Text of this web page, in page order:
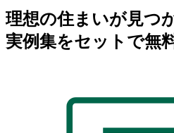
理想の住まいが見つ
実例集をセットで無